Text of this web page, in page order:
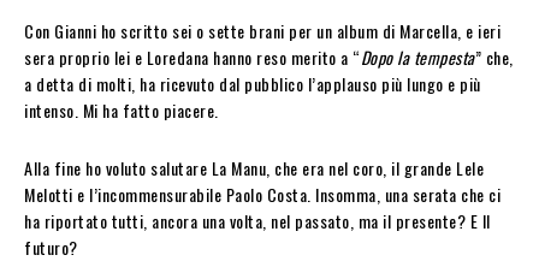
Con Gianni ho scritto sei o sette brani per un album di Marcella, e ieri
sera proprio lei e Loredana hanno reso merito a “Dopo la tempesta” che,
a detta di molti, ha ricevuto dal pubblico l’applauso più lungo e più
intenso. Mi ha fatto piacere.
Alla fine ho voluto salutare La Manu, che era nel coro, il grande Lele
Melotti e l’incommensurabile Paolo Costa. Insomma, una serata che ci
ha riportato tutti, ancora una volta, nel passato, ma il presente? E Il
futuro?